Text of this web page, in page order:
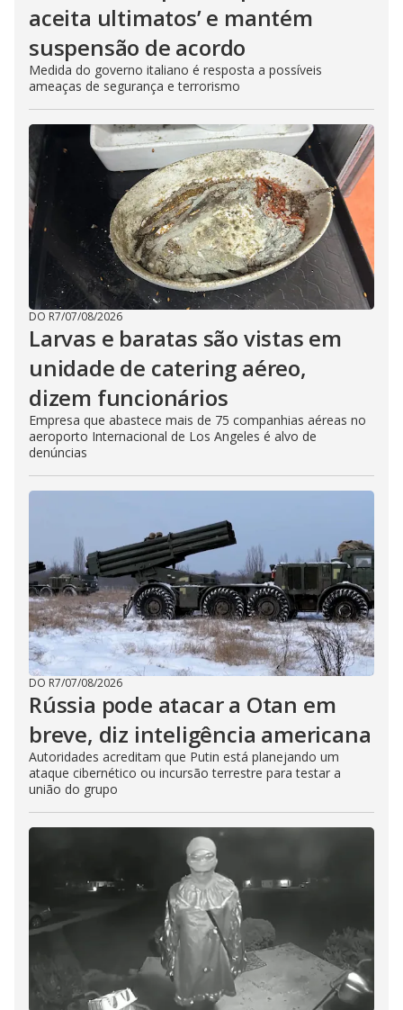
aceita ultimatos’ e mantém
suspensão de acordo
Medida do governo italiano é resposta a possíveis
ameaças de segurança e terrorismo
DO R7/07/08/2026
Larvas e baratas são vistas em
unidade de catering aéreo,
dizem funcionários
Empresa que abastece mais de 75 companhias aéreas no
aeroporto Internacional de Los Angeles é alvo de
denúncias
DO R7/07/08/2026
Rússia pode atacar a Otan em
breve, diz inteligência americana
Autoridades acreditam que Putin está planejando um
ataque cibernético ou incursão terrestre para testar a
união do grupo